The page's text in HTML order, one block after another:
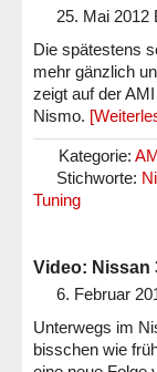
25. Mai 2012
Die spätestens
mehr gänzlich
zeigt auf der
Nismo.
Kategorie:
Stichworte:
Tuning
Video: Nissan
6. Februar
Unterwegs im
bisschen wie